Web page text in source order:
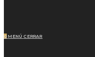
0 MENÚ CERRAR